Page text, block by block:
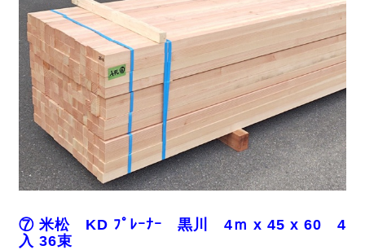
⑦ 米松 KD ﾌﾟﾚｰﾅｰ 黒川 4ｍ x 45 x 60 4
入 36束